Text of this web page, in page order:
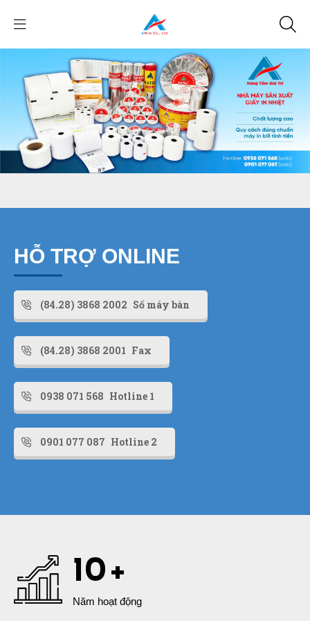
HỖ TRỢ ONLINE
(84.28) 3868 2002 Số máy bàn
(84.28) 3868 2001 Fax
0938 071 568 Hotline 1
0901 077 087 Hotline 2
10+
Năm hoạt động
VĂN HÓA TẶNG QUÀ TRONG
KINH DOANH
29/11/2024